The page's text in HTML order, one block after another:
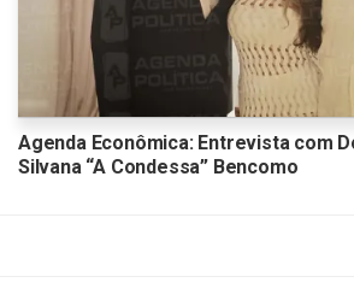
Agenda Econômica: Entrevista com
Silvana “A Condessa” Bencomo